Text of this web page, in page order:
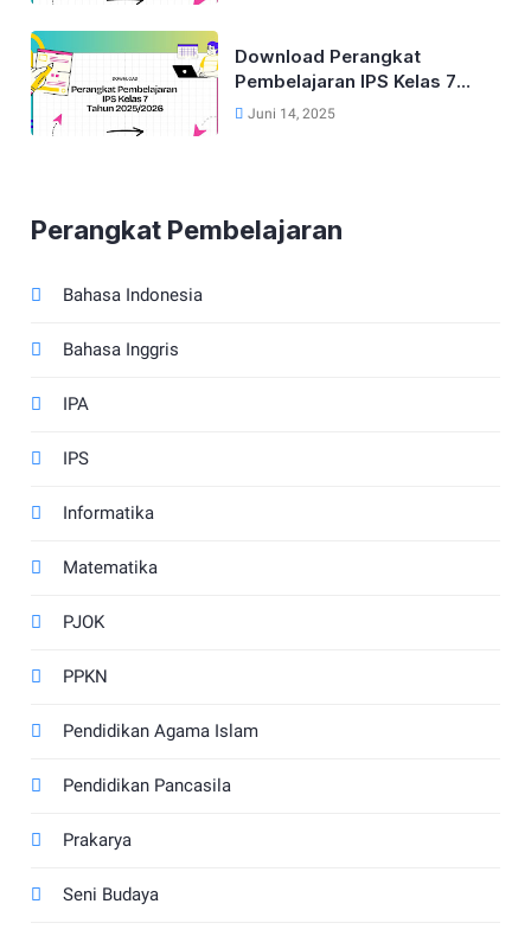
Download Perangkat
Pembelajaran IPS Kelas 7
Kurikulum Merdeka Tahun
Juni 14, 2025
Perangkat Pembelajaran
Bahasa Indonesia
Bahasa Inggris
IPA
IPS
Informatika
Matematika
PJOK
PPKN
Pendidikan Agama Islam
Pendidikan Pancasila
Prakarya
Seni Budaya